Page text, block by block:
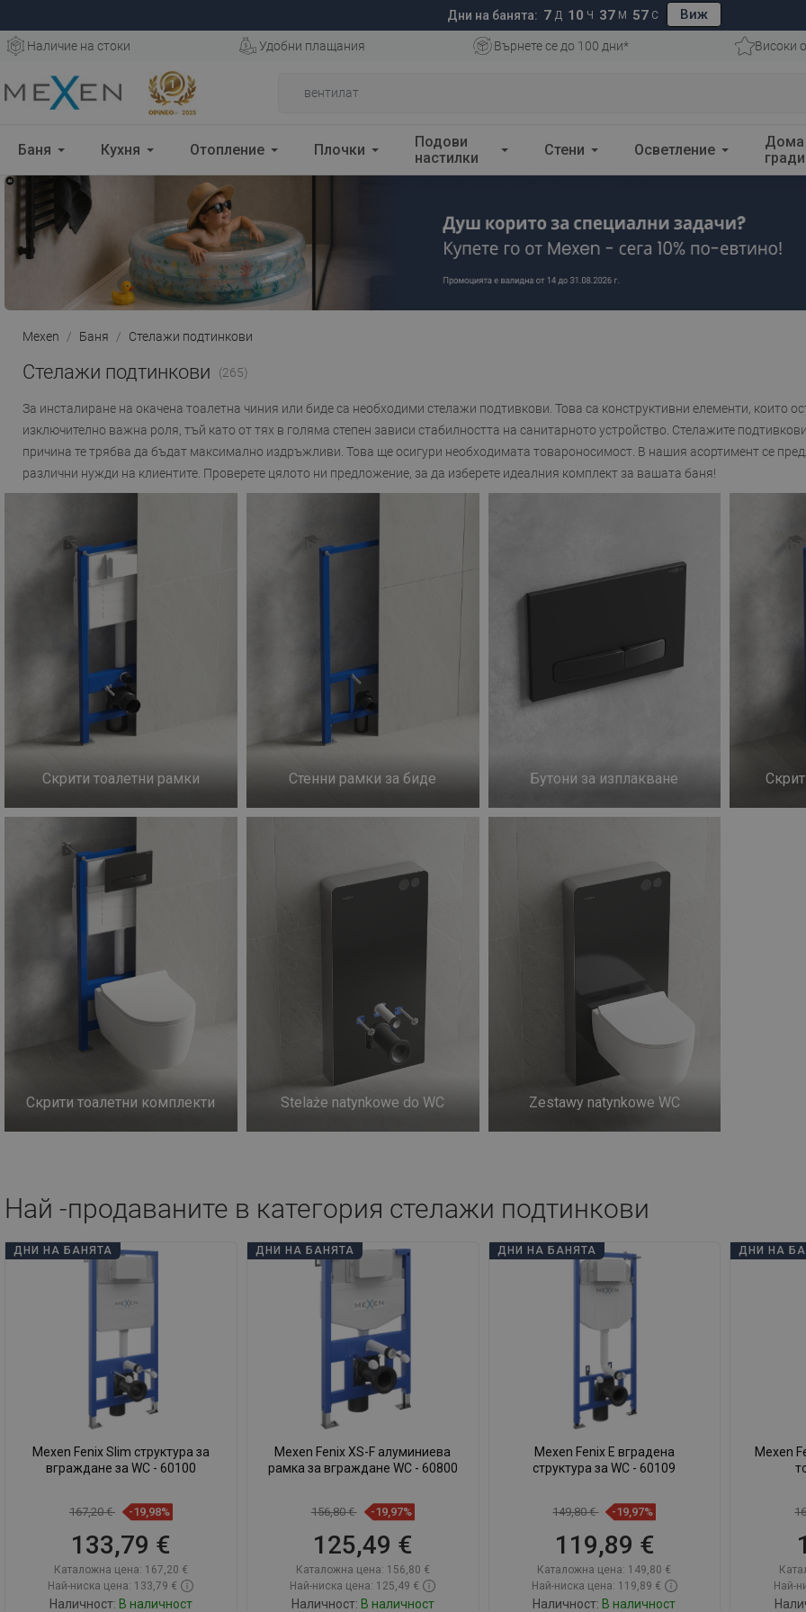
Дни на банята: 7 Д 10 Ч 37 М 55 С Виж
Наличие на стоки Удобни плащания Върнете се до 100 дни* Високи
Баня Кухня Отопление Плочки
Подови
настилки
Стени Осветление
Дома
Mexen Баня Стелажи подтинкови
Стелажи подтинкови (265)
За инсталиране на окачена тоалетна чиния или биде са необходими стелажи подтивкови . Това са конструктивни елементи, които
изключително важна роля, тъй като от тях в голяма степен зависи стабилността на санитарното устройство. Стелажите
причина те трябва да бъдат максимално издръжливи. Това ще осигури необходимата товароносимост. В нашия асортимент се
различни нужди на клиентите. Проверете цялото ни предложение, за да изберете идеалния комплект за вашата баня!
Скрити тоалетни рамки Стенни рамки за биде Бутони за изплакване
Скрити тоалетни комплекти Stelaże natynkowe do WC Zestawy natynkowe WC
Най -продаваните в категория стелажи подтинкови
ДНИ НА БАНЯТА
Mexen Fenix Slim структура за
вграждане за WC - 60100
167,20 € -19,98%
133,79 €
Каталожна цена: 167,20 €
Най-ниска цена: 133,79 €
Наличност: В наличност
ДНИ НА БАНЯТА
Mexen Fenix XS-F алуминиева
рамка за вграждане WC - 60800
156,80 € -19,97%
125,49 €
Каталожна цена: 156,80 €
Най-ниска цена: 125,49 €
Наличност: В наличност
ДНИ НА БАНЯТА
Mexen Fenix E вградена
структура за WC - 60109
149,80 € -19,97%
119,89 €
Каталожна цена: 149,80 €
Най-ниска цена: 119,89 €
Наличност: В наличност
ДНИ НА
Mexen
Най-